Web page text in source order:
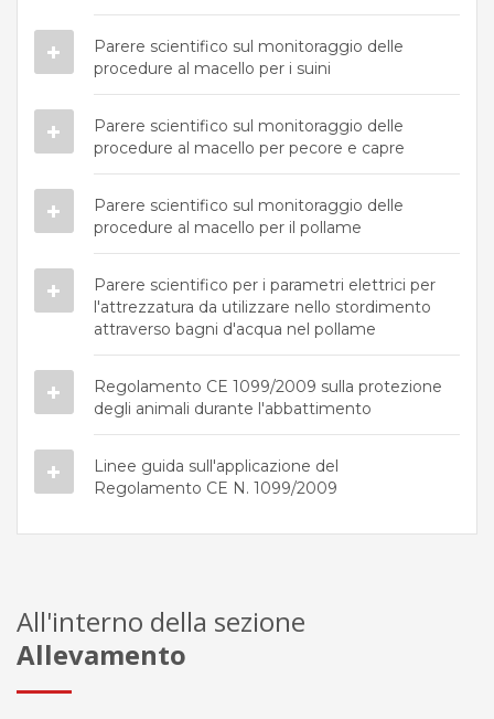
Parere scientifico sul monitoraggio delle
procedure al macello per i suini
Parere scientifico sul monitoraggio delle
procedure al macello per pecore e capre
Parere scientifico sul monitoraggio delle
procedure al macello per il pollame
Parere scientifico per i parametri elettrici per
l'attrezzatura da utilizzare nello stordimento
attraverso bagni d'acqua nel pollame
Regolamento CE 1099/2009 sulla protezione
degli animali durante l'abbattimento
Linee guida sull'applicazione del
Regolamento CE N. 1099/2009
All'interno della sezione
Allevamento